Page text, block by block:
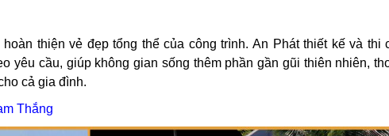
thiện vẻ đẹp tổng thể của công trình. An Phát thiết kế và thi
yêu cầu, giúp không gian sống thêm phần gần gũi thiên nhiên,
cả gia đình.
Thắng